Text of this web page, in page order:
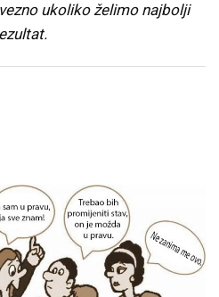
ukoliko želimo najbolji